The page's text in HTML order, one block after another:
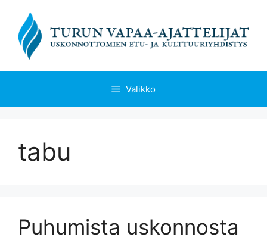
sisältöön
Valikko
tabu
Puhumista uskonnosta